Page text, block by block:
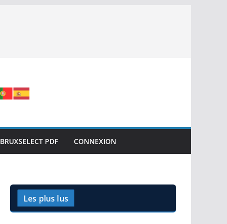
BRUXSELECT PDF CONNEXION
Les plus lus